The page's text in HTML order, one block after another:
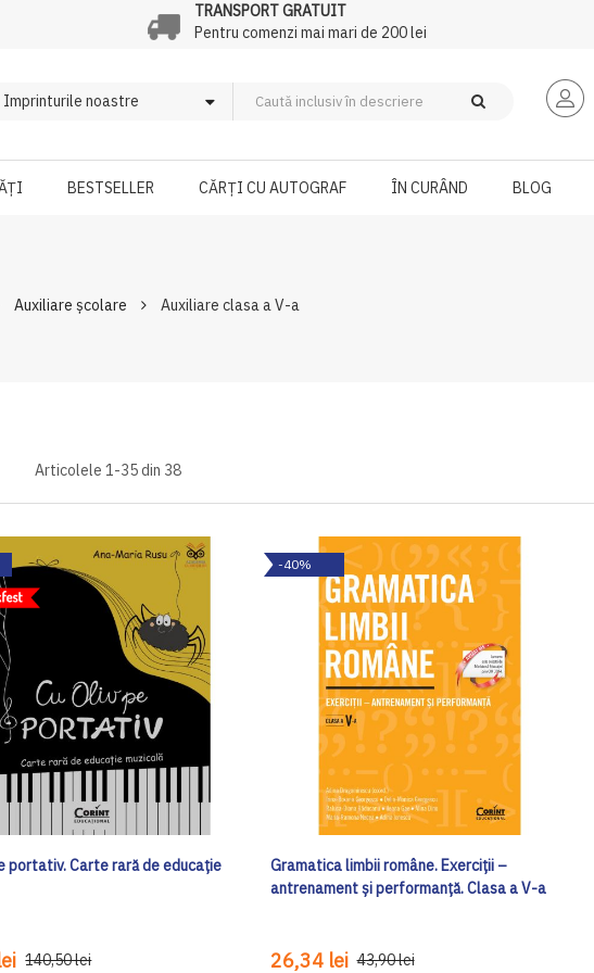
TRANSPORT GRATUIT
Pentru comenzi mai mari de 200 lei
BESTSELLER CĂRȚI CU AUTOGRAF ÎN CURÂND BLOG
Auxiliare școlare Auxiliare clasa a V-a
Articolele1-35din 38
portativ. Carte rară de educație
140,50 lei
-40%
Gramatica limbii române. Exerciții –
antrenament și performanță. Clasa a V-a
26,34 lei 43,90 lei